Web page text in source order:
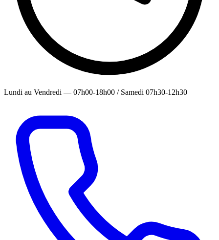
Lundi au Vendredi — 07h00-18h00 / Samedi 07h30-12h30